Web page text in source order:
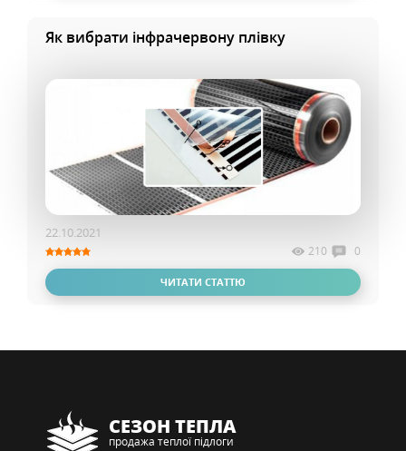
Як вибрати інфрачервону плівку
22.10.2021
210 0
ЧИТАТИ СТАТТЮ
СЕЗОН ТЕПЛА
продажа теплої підлоги